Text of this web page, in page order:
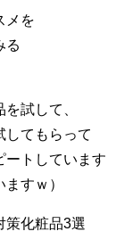
メを
る
試して、
してもらって
ートしています
すｗ）
策化粧品3選